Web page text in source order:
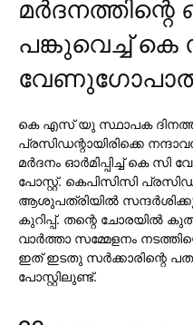
പങ്കുവെച്ച് കെ
കെ എസ് യു സ്ഥാപക
പ്രസിഡന്റായിരിക്കെ
മര്‍ദനം ഓര്‍മിപ്പിച്ച് കെ
പോസ്റ്റ്. കെപിസിസി
ആശുപത്രിയില്‍
കുറിപ്പ്. തന്റെ ചോരയില്‍
വാര്‍ത്താ സമ്മേളനം
ഇത് ഇടതു സര്‍ക്കാരിന്റെ
പോസ്റ്റിലുണ്ട്.